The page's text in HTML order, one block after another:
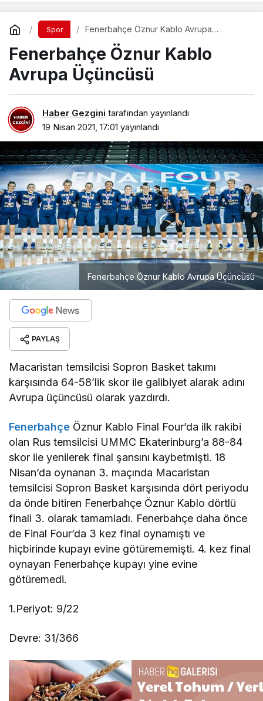
Spor
Fenerbahçe Öznur Kablo Avrupa
Fenerbahçe Öznur Kablo
Avrupa Üçüncüsü
Haber Gezgini tarafından yayınlandı
19 Nisan 2021, 17:01 yayınlandı
Fenerbahçe Öznur Kablo Avrupa Üçüncüsü
PAYLAŞ
Macaristan temsilcisi Sopron Basket takımı
karşısında 64-58’lik skor ile galibiyet alarak adını
Avrupa üçüncüsü olarak yazdırdı.
Fenerbahçe Öznur Kablo Final Four’da ilk rakibi
olan Rus temsilcisi UMMC Ekaterinburg’a 88-84
skor ile yenilerek final şansını kaybetmişti. 18
Nisan’da oynanan 3. maçında Macaristan
temsilcisi Sopron Basket karşısında dört periyodu
da önde bitiren Fenerbahçe Öznur Kablo dörtlü
finali 3. olarak tamamladı. Fenerbahçe daha önce
de Final Four’da 3 kez final oynamıştı ve
hiçbirinde kupayı evine götürememişti. 4. kez final
oynayan Fenerbahçe kupayı yine evine
götüremedi.
1.Periyot: 9/22
Devre: 31/366